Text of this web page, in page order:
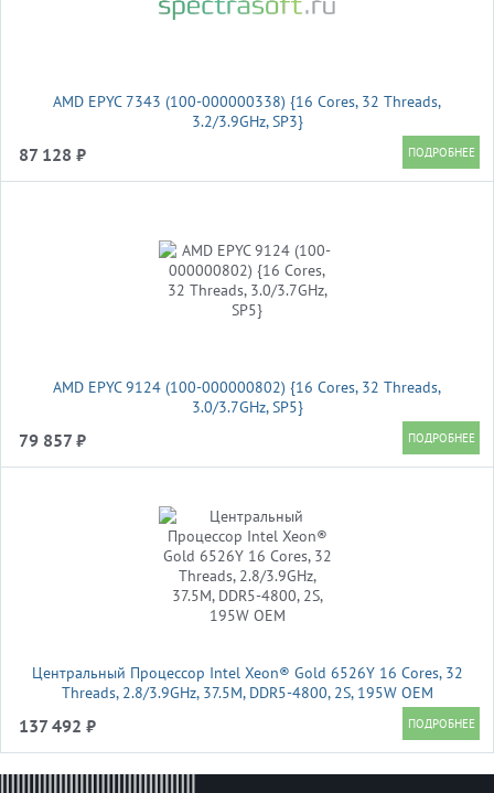
AMD EPYC 7343 (100-000000338) {16 Cores, 32 Threads,
3.2/3.9GHz, SP3}
87 128 ₽
AMD EPYC 9124 (100-000000802) {16 Cores, 32 Threads,
3.0/3.7GHz, SP5}
79 857 ₽
Центральный Процессор Intel Xeon® Gold 6526Y 16 Cores, 32
Threads, 2.8/3.9GHz, 37.5M, DDR5-4800, 2S, 195W OEM
137 492 ₽